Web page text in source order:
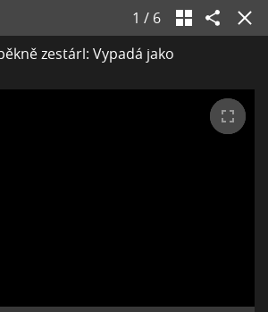
1 / 6
zestárl: Vypadá jako